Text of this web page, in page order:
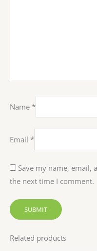
Name *
Email *
Save my name, email,
the next time I comment.
Related products